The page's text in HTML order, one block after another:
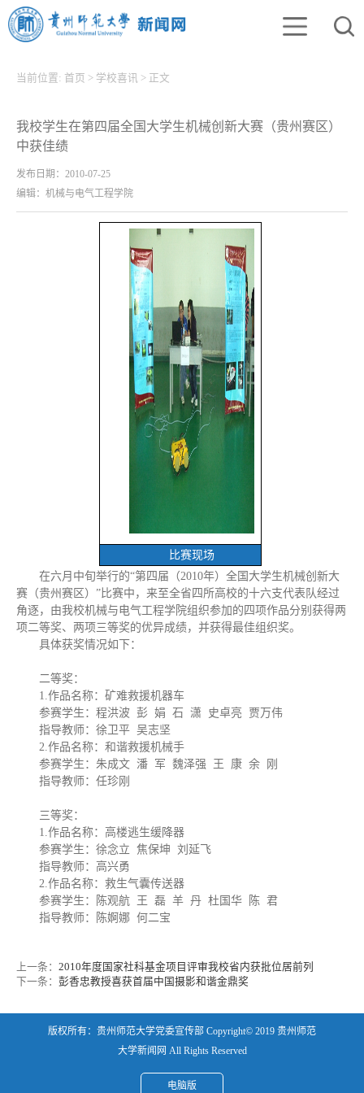
当前位置: 首页 > 学校喜讯 > 正文
我校学生在第四届全国大学生机械创新大赛（贵州赛区）
中获佳绩
发布日期：2010-07-25
编辑：机械与电气工程学院
比赛现场
在六月中旬举行的“第四届（2010年）全国大学生机械创新大
赛（贵州赛区）”比赛中，来至全省四所高校的十六支代表队经过
角逐，由我校机械与电气工程学院组织参加的四项作品分别获得两
项二等奖、两项三等奖的优异成绩，并获得最佳组织奖。
具体获奖情况如下：
二等奖：
1.作品名称：矿难救援机器车
参赛学生：程洪波 彭 娟 石 潇 史卓亮 贾万伟
指导教师：徐卫平 吴志坚
2.作品名称：和谐救援机械手
参赛学生：朱成文 潘 军 魏泽强 王 康 余 刚
指导教师：任珍刚
三等奖：
1.作品名称：高楼逃生缓降器
参赛学生：徐念立 焦保坤 刘延飞
指导教师：高兴勇
2.作品名称：救生气囊传送器
参赛学生：陈观航 王 磊 羊 丹 杜国华 陈 君
指导教师：陈婀娜 何二宝
上一条： 2010年度国家社科基金项目评审我校省内获批位居前列
下一条： 彭香忠教授喜获首届中国摄影和谐金鼎奖
版权所有：贵州师范大学党委宣传部 Copyright© 2019 贵州师范
大学新闻网 All Rights Reserved
电脑版